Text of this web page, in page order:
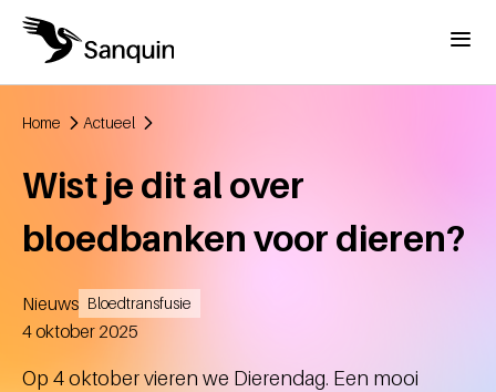
Overslaan en naar de inhoud gaan
Menu
Home Actueel
Wist je dit al over
bloedbanken voor dieren?
Nieuws Bloedtransfusie
Aangemaakt
4 oktober 2025
Op 4 oktober vieren we Dierendag. Een mooi